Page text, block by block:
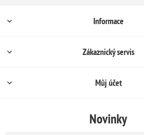
Informace
Zákaznický servis
Můj účet
Novinky